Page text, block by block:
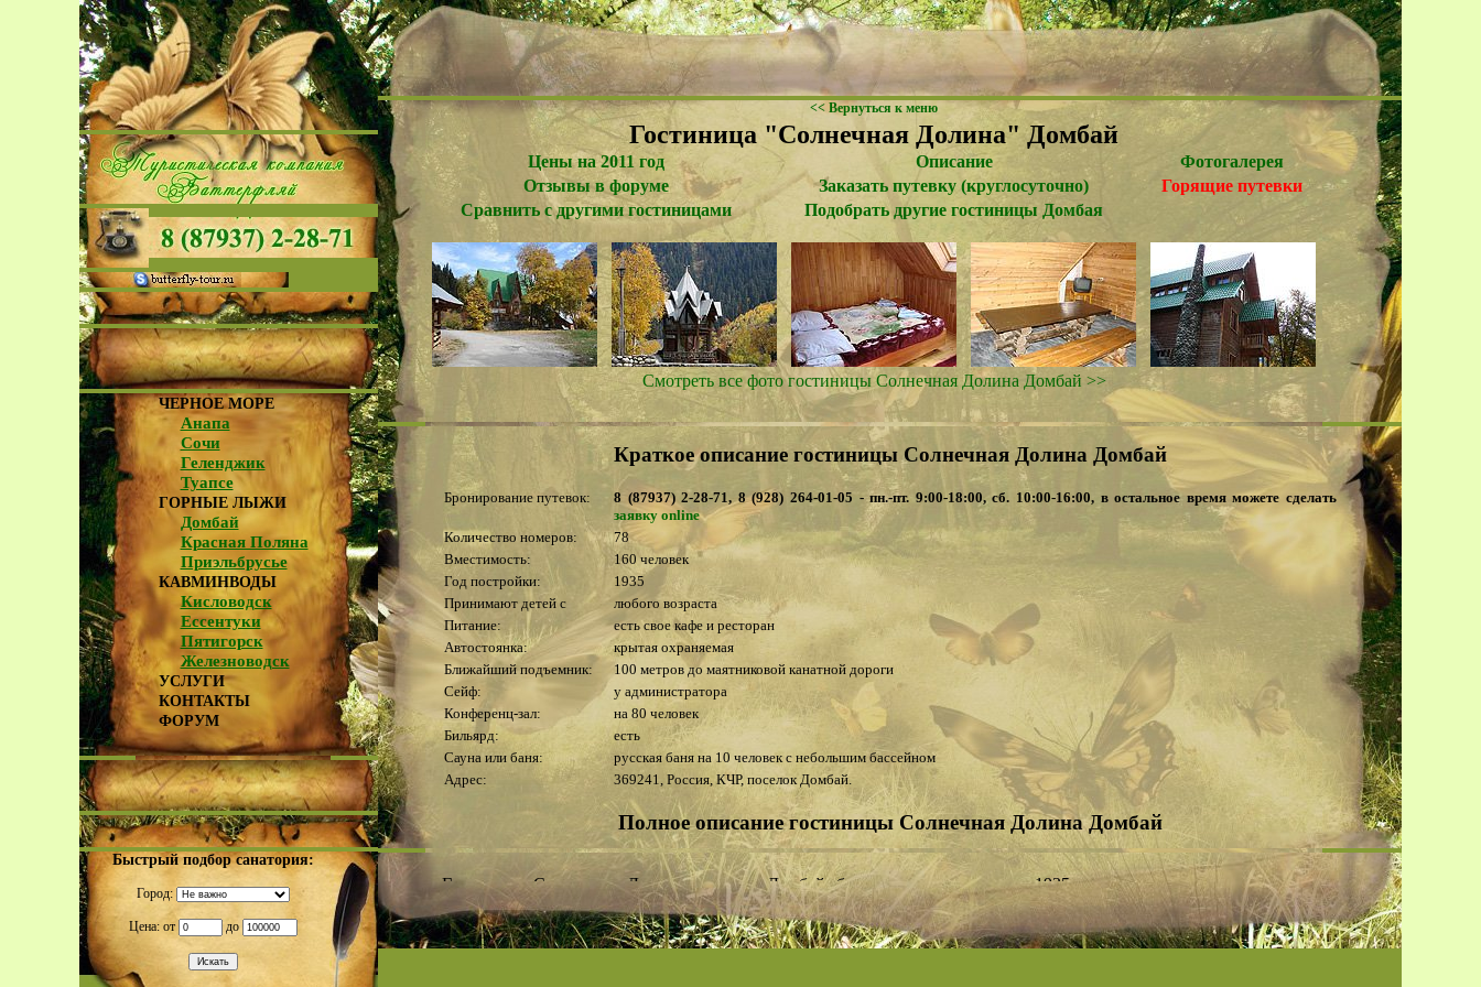
ЧЕРНОЕ МОРЕ
Анапа
Сочи
Геленджик
Туапсе
ГОРНЫЕ ЛЫЖИ
Домбай
Красная Поляна
Приэльбрусье
КАВМИНВОДЫ
Кисловодск
Ессентуки
Пятигорск
Железноводск
УСЛУГИ
КОНТАКТЫ
ФОРУМ
Быстрый подбор санатория:
Город:
Цена: от до
<< Вернуться к меню
Гостиница "Солнечная Долина" Домбай
Цены на 2011 год Описание
Фотогалерея
Отзывы в форуме
Заказать путевку (круглосуточно)
Горящие путевки
Сравнить с другими гостиницами
Подобрать другие гостиницы Домбая
Смотреть все фото гостиницы Солнечная Долина Домбай >>
Краткое описание гостиницы Солнечная Долина Домбай
Бронирование путевок:
8 (87937) 2-28-71, 8 (928) 264-01-05 - пн.-пт. 9:00-18:00, сб. 10:00-16:00, в остальное время можете сделать
заявку online
Количество номеров:
78
Вместимость:
160 человек
Год постройки:
1935
Принимают детей с
любого возраста
Питание:
есть свое кафе и ресторан
Автостоянка:
крытая охраняемая
Ближайший подъемник:
100 метров до маятниковой канатной дороги
Сейф:
у администратора
Конференц-зал:
на 80 человек
Бильярд:
есть
Сауна или баня:
русская баня на 10 человек с небольшим бассейном
Адрес:
369241, Россия, КЧР, поселок Домбай.
Полное описание гостиницы Солнечная Долина Домбай
Гостиница Солнечная Долина поселка Домбай была построена еще в 1935 году, и за долгие годы своего
существования претерпела несколько реконструкций, но на сегодняшний момент внешний вид гостиницы остался
прежним. Гостиница Солнечная Долина является своего рода символом Домбая. Можно встретить много календарей